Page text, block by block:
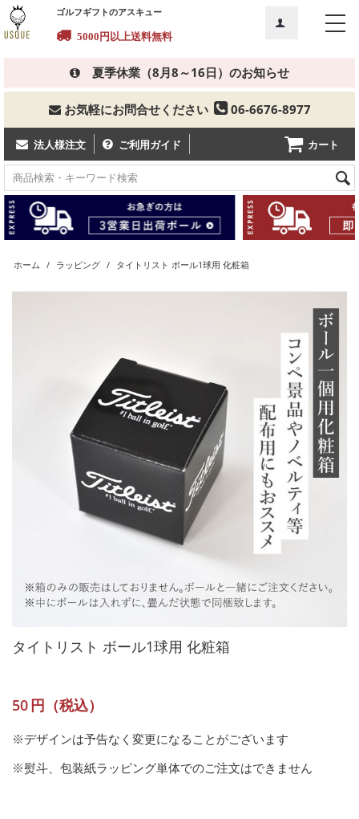
ゴルフギフトのアスキュー
5000円以上送料無料
夏季休業（8月8～16日）のお知らせ
お気軽にお問合せください 06-6676-8977
法人様注文 ご利用ガイド カート
ホーム / ラッピング / タイトリスト ボール1球用 化粧箱
タイトリスト ボール1球用 化粧箱
50円（税込）
※デザインは予告なく変更になることがございます
※熨斗、包装紙ラッピング単体でのご注文はできません